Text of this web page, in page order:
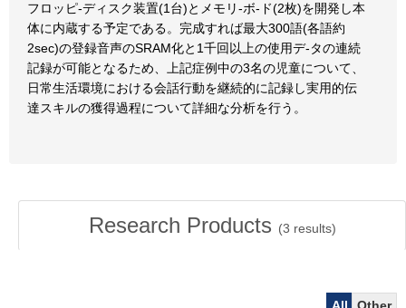
フロッピ-ディスク装置(1台)とメモリ-ボ-ド(2枚)を開発し本
体に内蔵する予定である。完成すれば最大300語(各語約
2sec)の登録音声のSRAM化と1千回以上の使用デ-タの連続
記録が可能となるため、上記症例中の3名の児童について、
日常生活環境における会話行動を継続的に記録し実用的伝
達スキルの獲得過程について詳細な分析を行う。
Research Products (3 results)